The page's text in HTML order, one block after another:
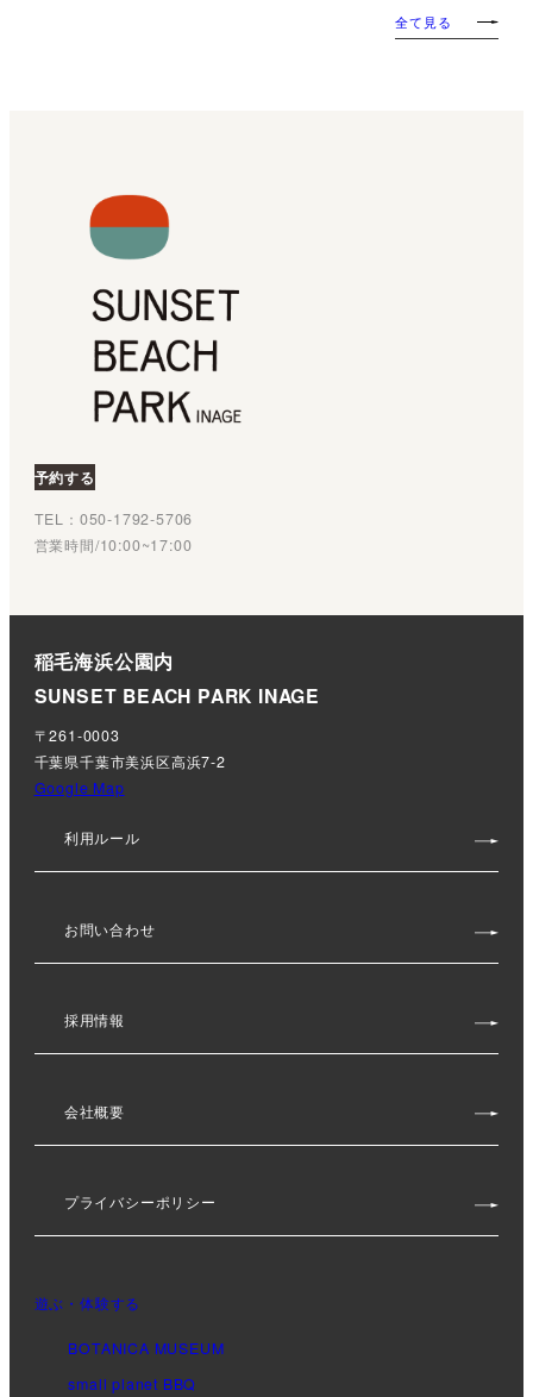
全て見る
予約する
TEL：050‐1792‐5706
営業時間/10:00~17:00
稲毛海浜公園内
SUNSET BEACH PARK INAGE
〒261-0003
千葉県千葉市美浜区高浜7-2
Google Map
利用ルール
お問い合わせ
採用情報
会社概要
プライバシーポリシー
遊ぶ・体験する
BOTANICA MUSEUM
small planet BBQ